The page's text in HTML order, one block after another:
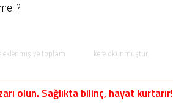
eklenmiş ve toplam kere okunmuştur.
olun. Sağlıkta bilinç, hayat kurtarır!